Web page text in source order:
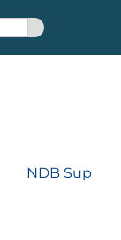
NDB Sup